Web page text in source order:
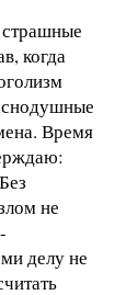
когда
Время
не
делу не